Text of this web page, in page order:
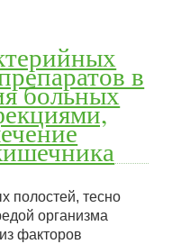
в
больных
полостей, тесно
организма
факторов